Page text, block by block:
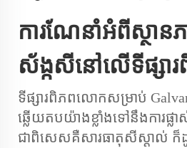
ការណែនាំអំពីស្ថានភ
ស័ង្កសីនៅលើទីផ្សា
ទីផ្សារពិភពលោកសម្រាប់
ឆ្លើយតបយ៉ាងខ្លាំងទៅនឹងការផ្លាស់
ជាពិសេសគឺសារធាតុសីស្តាល់